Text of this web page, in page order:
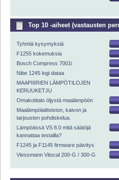
Top 10 -aiheet (vastausten
Tyhmiä kysymyksiä
F1255 kokemuksia
Bosch Compress 7001i
Nibe 1245 logi dataa
MAAPIIIRIEN LÄMPÖTILOJEN
KERUUKETJU
Omakotitalo öljystä maalämpöön
Maalämpölaitteiston, kaivon ja
tarjousten pohdiskelua.
Lämpöässä VS 8.0 mitä säätöjä
kannattaa testailla?
F1245 ja F1145 firmware päivitys
Viessmann Vitocal 200-G / 300-G